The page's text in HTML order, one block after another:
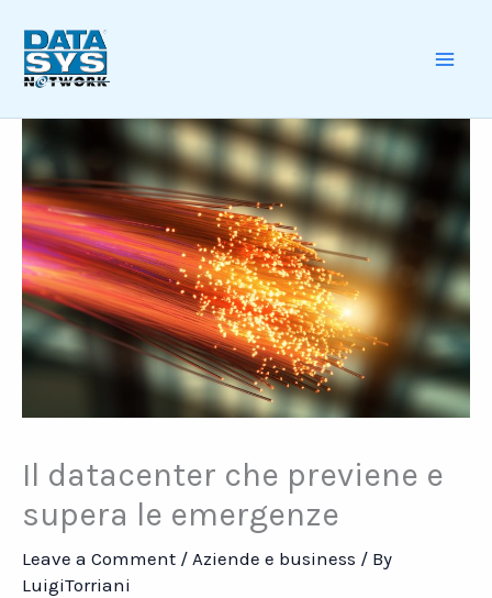
content
Il datacenter che previene e
supera le emergenze
Leave a Comment / Aziende e business / By
LuigiTorriani